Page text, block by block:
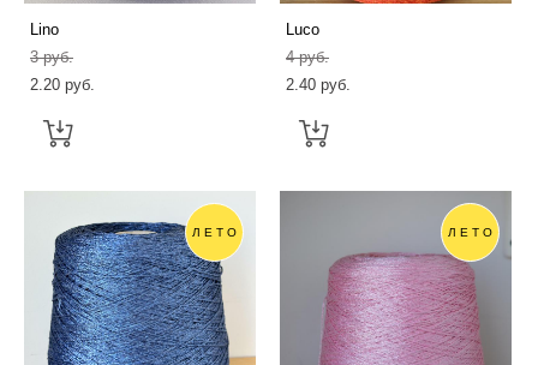
Lino
3 pуб.
2.20 pуб.
Luсo
4 pуб.
2.40 pуб.
ЛЕТО ЛЕТО